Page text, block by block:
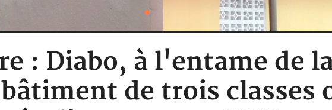
: Diabo, à l'entame de
de trois classes